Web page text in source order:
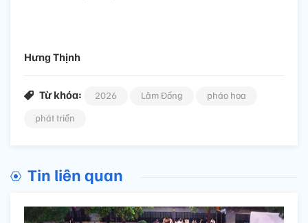
Hưng Thịnh
Từ khóa: 2026 Lâm Đồng
pháo hoa
phát triển
Tin liên quan